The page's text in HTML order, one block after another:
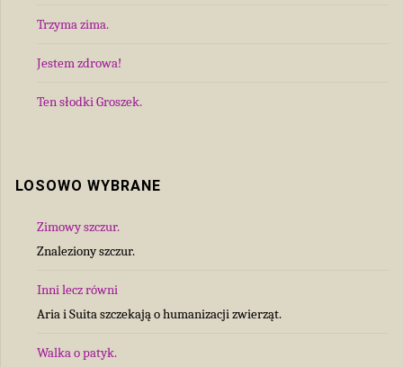
Trzyma zima.
Jestem zdrowa!
Ten słodki Groszek.
LOSOWO WYBRANE
Zimowy szczur.
Znaleziony szczur.
Inni lecz równi
Aria i Suita szczekają o humanizacji zwierząt.
Walka o patyk.